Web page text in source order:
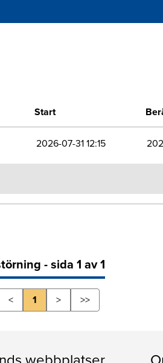
Start
2026-07-31 12:15
- sida 1 av 1
< 1 > >>